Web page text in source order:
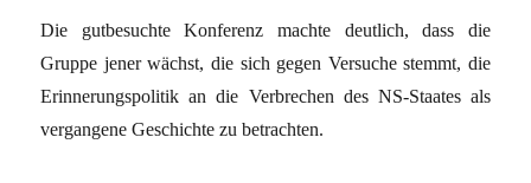
Die gutbesuchte Konferenz machte deutlich, dass die
Gruppe jener wächst, die sich gegen Versuche stemmt, die
Erinnerungspolitik an die Verbrechen des NS-Staates als
vergangene Geschichte zu betrachten.